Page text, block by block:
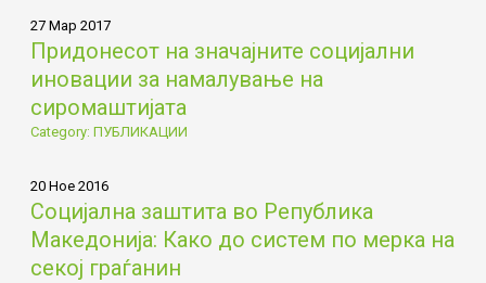
27 Мар 2017
Придонесот на значајните социјални
иновации за намалување на
сиромаштијата
Category: ПУБЛИКАЦИИ
20 Ное 2016
Социјална заштита во Република
Македонија: Како до систем по мерка на
секој граѓанин